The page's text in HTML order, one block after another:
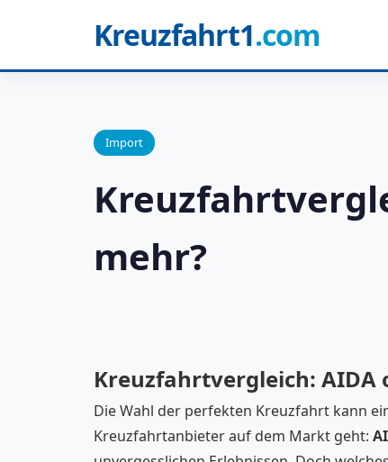
Kreuzfahrt1.com
Import
mehr?
Kreuzfahrtvergleich: AIDA
Die Wahl der perfekten Kreuzfahrt kann
Kreuzfahrtanbieter auf dem Markt geht: